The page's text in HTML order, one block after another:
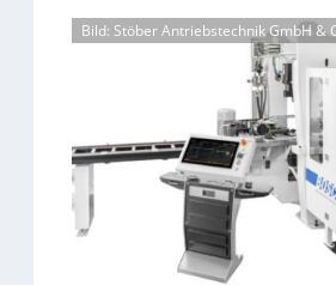
Bild: Stöber Antriebstechnik GmbH &